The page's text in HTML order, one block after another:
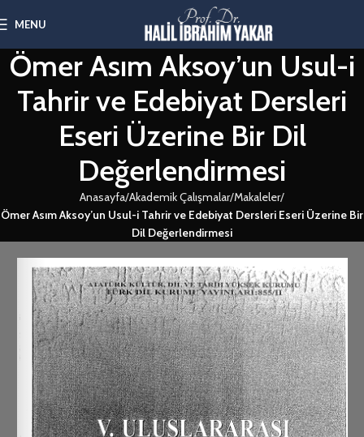
MENU
Ömer Asım Aksoy’un Usul-i
Tahrir ve Edebiyat Dersleri
Eseri Üzerine Bir Dil
Değerlendirmesi
Anasayfa Akademik Çalışmalar Makaleler
Ömer Asım Aksoy’un Usul-i Tahrir ve Edebiyat Dersleri Eseri Üzerine Bir
Dil Değerlendirmesi